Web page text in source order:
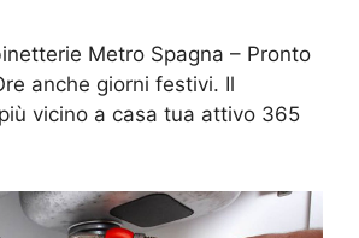
Metro Spagna – Pronto
anche giorni festivi. Il
vicino a casa tua attivo 365